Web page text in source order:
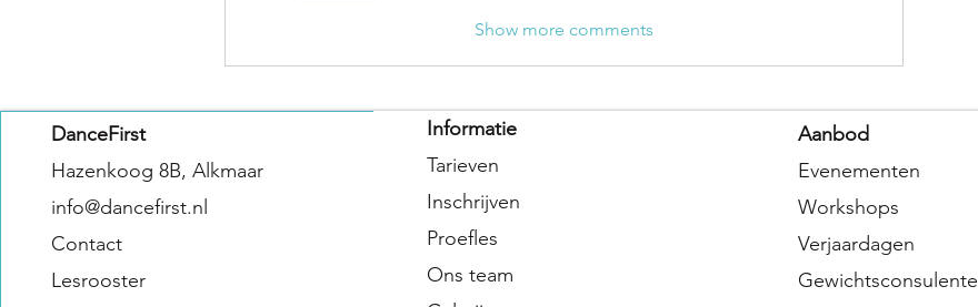
Show more comments
DanceFirst
Hazenkoog 8B, Alkmaar
info@dancefirst.nl
Contact
Lesrooster
Informatie
Tarieven
Inschrijven
Proefles
Ons team
Aanbod
Evenementen
Workshops
Verjaardagen
Gewichtsconsulente